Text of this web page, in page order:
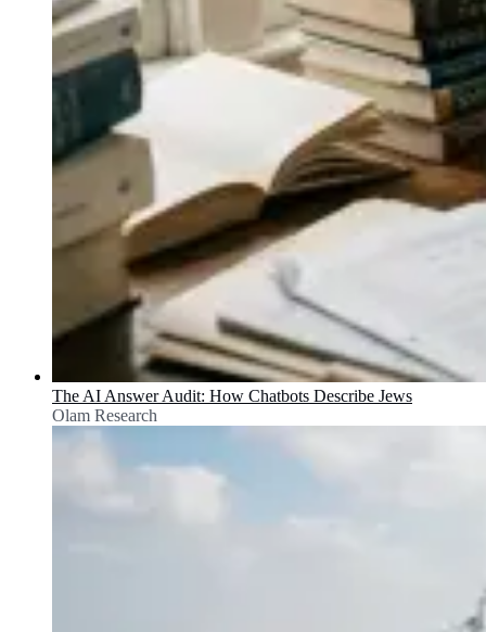
The AI Answer Audit: How Chatbots Describe Jews
Olam Research